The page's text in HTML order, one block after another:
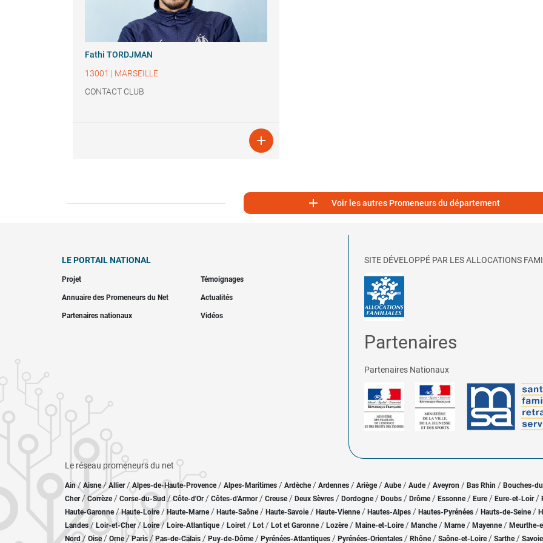
Fathi TORDJMAN
13001 | MARSEILLE
CONTACT CLUB

 Voir les autres Promeneurs du département
LE PORTAIL NATIONAL
Projet Témoignages
Annuaire des Promeneurs du Net Actualités
Partenaires nationaux Vidéos
SITE DÉVELOPPÉ PAR LES ALLOCATIONS
Partenaires
Partenaires Nationaux
Le réseau promeneurs du net
Ain/ Aisne/Allier/ Alpes-de-Haute-Provence / Alpes-Maritimes / Ardèche/ Ardennes / Ariège/ Aube/ Aude / Aveyron / Bas Rhin / Bouches-
Cher / Corrèze/ Corse-du-Sud /Côte-d'Or / Côtes-d'Armor/ Creuse/ Deux Sèvres / Dordogne/ Doubs / Drôme/ Essonne / Eure/ Eure-et-Loir /
Haute-Garonne/Haute-Loire/ Haute-Marne/ Haute-Saône/ Haute-Savoie/ Haute-Vienne/ Hautes-Alpes / Hautes-Pyrénées / Hauts-de-Seine/
Landes / Loir-et-Cher/ Loire/ Loire-Atlantique/ Loiret / Lot / Lot et Garonne/ Lozère / Maine-et-Loire/ Manche/ Marne/ Mayenne/ Meurthe-
Nord / Oise / Orne/Paris / Pas-de-Calais / Puy-de-Dôme/ Pyrénées-Atlantiques / Pyrénées-Orientales / Rhône/ Saône-et-Loire/ Sarthe/ Savoie